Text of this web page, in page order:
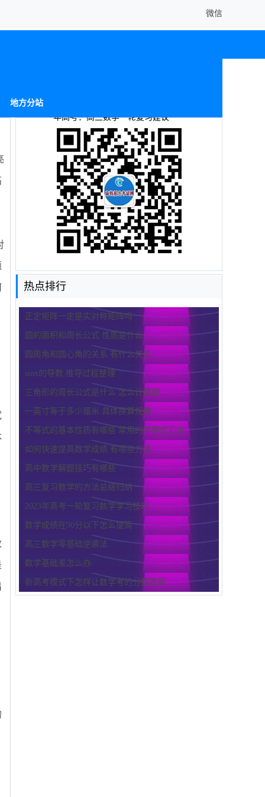
微信
地方分站
年高考：高三数学一轮复习建议
热点排行
正定矩阵一定是实对称矩阵吗
圆的面积和周长公式 性质是什么
圆周角和圆心角的关系 有什么关系
sinx的导数 推导过程整理
三角形的周长公式是什么 怎么计算的
一英寸等于多少厘米 具体换算规律
不等式的基本性质有哪些 常用的不等式汇总
如何快速提高数学成绩 有哪些方法
高中数学解题技巧有哪些
高三复习数学的方法总结归纳
2023年高考一轮复习数学学习技巧
数学成绩在90分以下怎么提高
高三数学零基础逆袭法
数学基础差怎么办
新高考模式下怎样让数学考的分数更高